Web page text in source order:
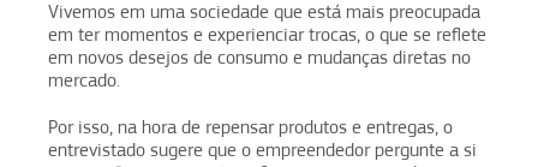
Vivemos em uma sociedade que está mais preocupada
em ter momentos e experienciar trocas, o que se reflete
em novos desejos de consumo e mudanças diretas no
mercado.
Por isso, na hora de repensar produtos e entregas, o
entrevistado sugere que o empreendedor pergunte a si